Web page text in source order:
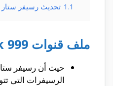
1.1 تحديث رسيفر ستار
ملف قنوات Star Link 999 :
حيث أن رسيفر
الرسيفرات التى